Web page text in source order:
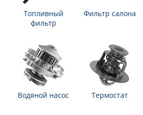
Топливный
фильтр
Фильтр салона
Водяной насос Термостат